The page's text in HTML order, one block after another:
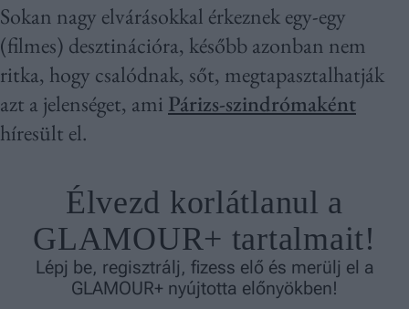
Sokan nagy elvárásokkal érkeznek egy-egy
(filmes) desztinációra, később azonban nem
ritka, hogy csalódnak, sőt, megtapasztalhatják
azt a jelenséget, ami Párizs-szindrómaként
híresült el.